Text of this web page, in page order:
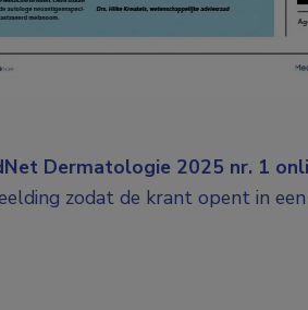
Dermatologie 2025 nr. 1
zodat de krant opent in